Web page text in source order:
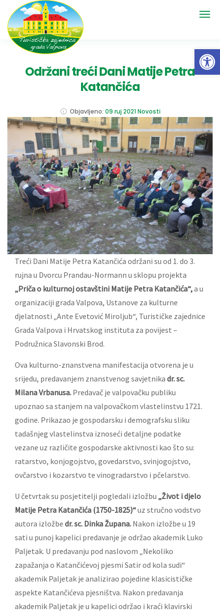
Održani treći Dani Matije Petra
Katančića
Objavljeno: 09 ruj 2021 Novosti
Treći Dani Matije Petra Katančića održani su od 1. do 3.
rujna u Dvorcu Prandau-Normann u sklopu projekta
„Priča o kulturnoj ostavštini Matije Petra Katančića“,a u
organizaciji grada Valpova, Ustanove za kulturne
djelatnosti „Ante Evetović Miroljub“, Turističke zajednice
Grada Valpova i Hrvatskog instituta za povijest –
Podružnica Slavonski Brod.
Ova kulturno-znanstvena manifestacija otvorena je u
srijedu, predavanjem znanstvenog savjetnika dr. sc.
Milana Vrbanusa. Predavač je valpovačku publiku
upoznao sa stanjem na valpovačkom vlastelinstvu 1721.
godine. Prikazao je gospodarsku i demografsku sliku
tadašnjeg vlastelinstva iznoseći detaljne podatke
vezane uz različite gospodarske aktivnosti kao što su:
ratarstvo, konjogojstvo, govedarstvo, svinjogojstvo,
ovčarstvo i kozarstvo te vinogradarstvo i pčelarstvo.
U četvrtak su posjetitelji pogledali izložbu „Život i djelo
Matije Petra Katančića (1750-1825)“uz stručno vodstvo
autora izložbe dr. sc. Dinka Župana. Nakon izložbe u 19
sati u punoj kapelici predavanje je održao akademik Luko
Paljetak. U predavanju pod naslovom „Nekoliko
zapažanja o Katančićevoj pjesmi Satir od kola sudi“
akademik Paljetak je analizirao pojedine klasicističke
aspekte Katančićeva pjesništva. Nakon predavanja
akademik Paljetak je u kapelici održao i kraći klavirski